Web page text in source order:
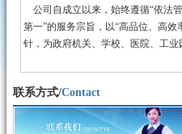
公司自成立以来，始终遵循“依法
第一”的服务宗旨，以“高品位、高效
针，为政府机关、学校、医院、工业
联系方式/Contact